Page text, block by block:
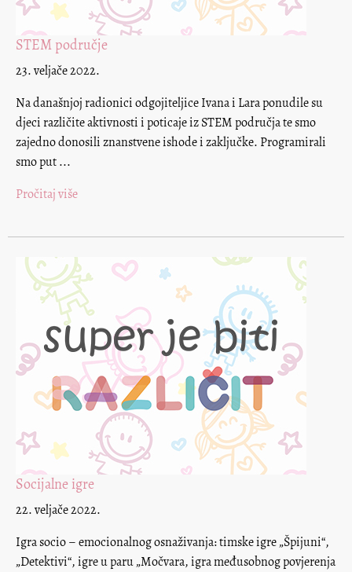
STEM područje
23. veljače 2022.
Na današnjoj radionici odgojiteljice Ivana i Lara ponudile su
djeci različite aktivnosti i poticaje iz STEM područja te smo
zajedno donosili znanstvene ishode i zaključke. Programirali
smo put ...
Pročitaj više
Socijalne igre
22. veljače 2022.
Igra socio – emocionalnog osnaživanja: timske igre „Špijuni“,
„Detektivi“, igre u paru „Močvara, igra međusobnog povjerenja